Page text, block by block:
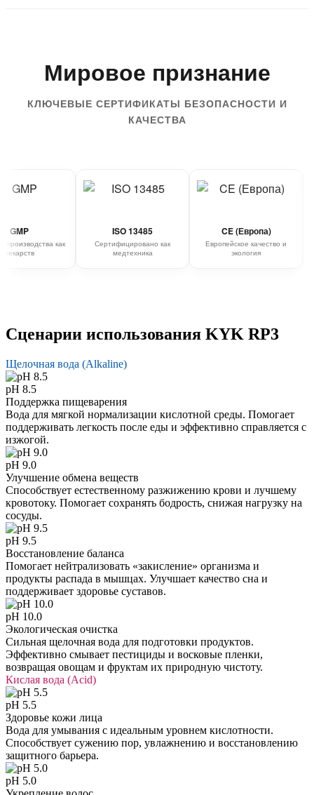
Мировое признание
КЛЮЧЕВЫЕ СЕРТИФИКАТЫ БЕЗОПАСНОСТИ И
КАЧЕСТВА
как
ISO 13485
Сертифицировано как
медтехника
CE (Европа)
Европейское качество и
экология
Сценарии использования KYK RP3
Щелочная вода (Alkaline)
pH 8.5
Поддержка пищеварения
Вода для мягкой нормализации кислотной среды. Помогает
поддерживать легкость после еды и эффективно справляется с
изжогой.
pH 9.0
Улучшение обмена веществ
Способствует естественному разжижению крови и лучшему
кровотоку. Помогает сохранять бодрость, снижая нагрузку на
сосуды.
pH 9.5
Восстановление баланса
Помогает нейтрализовать «закисление» организма и
продукты распада в мышцах. Улучшает качество сна и
поддерживает здоровье суставов.
pH 10.0
Экологическая очистка
Сильная щелочная вода для подготовки продуктов.
Эффективно смывает пестициды и восковые пленки,
возвращая овощам и фруктам их природную чистоту.
Кислая вода (Acid)
pH 5.5
Здоровье кожи лица
Вода для умывания с идеальным уровнем кислотности.
Способствует сужению пор, увлажнению и восстановлению
защитного барьера.
pH 5.0